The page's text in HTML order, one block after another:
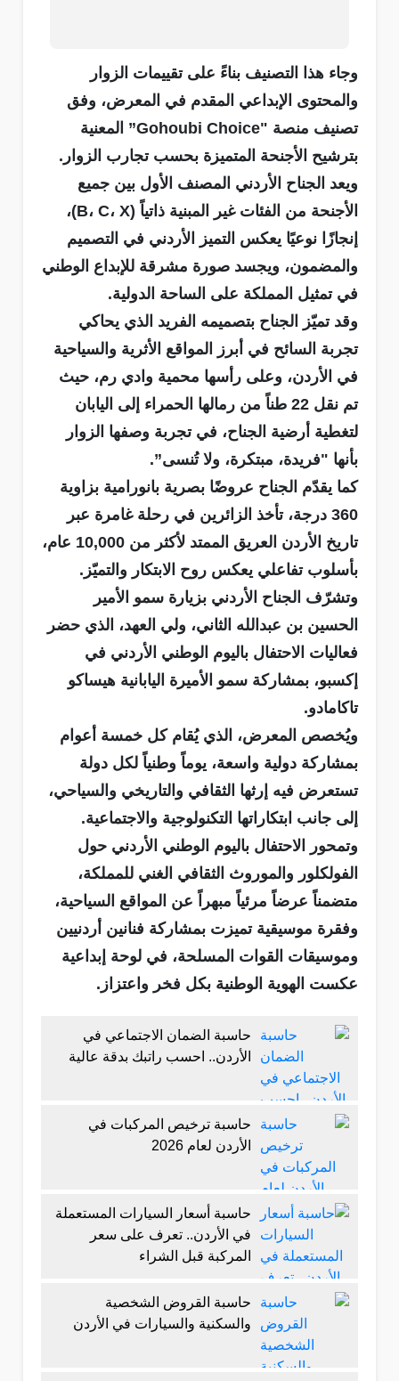
وجاء هذا التصنيف بناءً على تقييمات الزوار
والمحتوى الإبداعي المقدم في المعرض، وفق
تصنيف منصة "Gohoubi Choice” المعنية
بترشيح الأجنحة المتميزة بحسب تجارب الزوار.
ويعد الجناح الأردني المصنف الأول بين جميع
الأجنحة من الفئات غير المبنية ذاتياً (B، C، X)،
إنجازًا نوعيًا يعكس التميز الأردني في التصميم
والمضمون، ويجسد صورة مشرقة للإبداع الوطني
في تمثيل المملكة على الساحة الدولية.
وقد تميّز الجناح بتصميمه الفريد الذي يحاكي
تجربة السائح في أبرز المواقع الأثرية والسياحية
في الأردن، وعلى رأسها محمية وادي رم، حيث
تم نقل 22 طناً من رمالها الحمراء إلى اليابان
لتغطية أرضية الجناح، في تجربة وصفها الزوار
بأنها "فريدة، مبتكرة، ولا تُنسى”.
كما يقدّم الجناح عروضًا بصرية بانورامية بزاوية
360 درجة، تأخذ الزائرين في رحلة غامرة عبر
تاريخ الأردن العريق الممتد لأكثر من 10,000 عام،
بأسلوب تفاعلي يعكس روح الابتكار والتميّز.
وتشرّف الجناح الأردني بزيارة سمو الأمير
الحسين بن عبدالله الثاني، ولي العهد، الذي حضر
فعاليات الاحتفال باليوم الوطني الأردني في
إكسبو، بمشاركة سمو الأميرة اليابانية هيساكو
تاكامادو.
ويُخصص المعرض، الذي يُقام كل خمسة أعوام
بمشاركة دولية واسعة، يوماً وطنياً لكل دولة
تستعرض فيه إرثها الثقافي والتاريخي والسياحي،
إلى جانب ابتكاراتها التكنولوجية والاجتماعية.
وتمحور الاحتفال باليوم الوطني الأردني حول
الفولكلور والموروث الثقافي الغني للمملكة،
متضمناً عرضاً مرئياً مبهراً عن المواقع السياحية،
وفقرة موسيقية تميزت بمشاركة فنانين أردنيين
وموسيقات القوات المسلحة، في لوحة إبداعية
عكست الهوية الوطنية بكل فخر واعتزاز.
حاسبة الضمان الاجتماعي في
الأردن.. احسب راتبك بدقة عالية
حاسبة ترخيص المركبات في
الأردن لعام 2026
حاسبة أسعار السيارات المستعملة
في الأردن.. تعرف على سعر
المركبة قبل الشراء
حاسبة القروض الشخصية
والسكنية والسيارات في الأردن